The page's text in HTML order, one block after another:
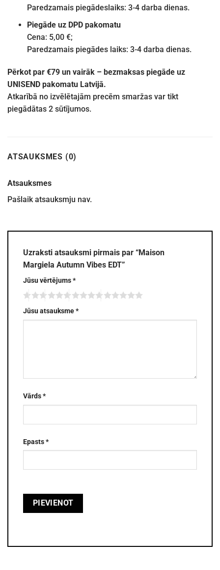
Paredzamais piegādeslaiks: 3-4 darba dienas.
Piegāde uz DPD pakomatu
Cena: 5,00 €;
Paredzamais piegādes laiks: 3-4 darba dienas.
Pērkot par €79 un vairāk – bezmaksas piegāde uz
UNISEND pakomatu Latvijā.
Atkarībā no izvēlētajām precēm smaržas var tikt
piegādātas 2 sūtījumos.
ATSAUKSMES (0)
Atsauksmes
Pašlaik atsauksmju nav.
Uzraksti atsauksmi pirmais par “Maison
Margiela Autumn Vibes EDT”
Jūsu vērtējums*
Jūsu atsauksme*
Vārds*
Epasts*